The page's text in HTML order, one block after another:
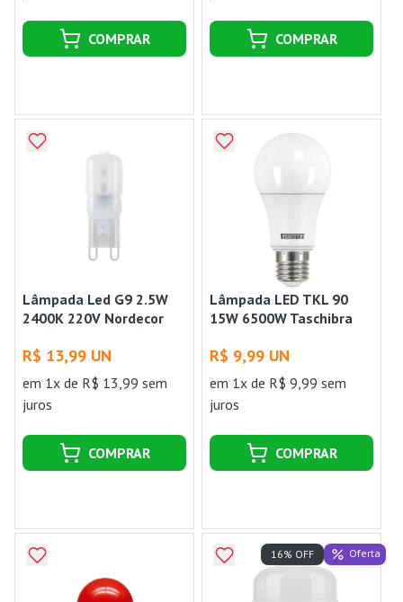
COMPRAR COMPRAR
Lâmpada Led G9 2.5W
2400K 220V Nordecor
R$ 13,99 UN
em 1x de R$ 13,99 sem
juros
COMPRAR
Lâmpada LED TKL 90
15W 6500W Taschibra
R$ 9,99 UN
em 1x de R$ 9,99 sem
juros
COMPRAR
16% OFF Oferta